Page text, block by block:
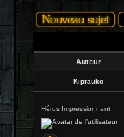
Auteur
Kiprauko
Héros Impressionnant